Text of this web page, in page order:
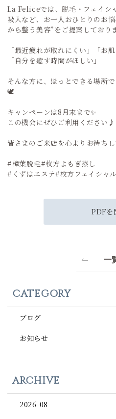
La Feliceでは、脱毛・フェイシ
吸入など、お一人おひとりのお
から整う美容”をご提案しており
「最近疲れが取れにくい」「お
「自分を癒す時間がほしい」
そんな方に、ほっとできる場所
🕊️
キャンペーンは8月末まで✨
この機会にぜひご利用ください♪
皆さまのご来店を心よりお待ちし
#樟葉脱毛#枚方よもぎ蒸し
#くずはエステ#枚方フェイシャル
PDFを
一
CATEGORY
ブログ
お知らせ
ARCHIVE
2026-08